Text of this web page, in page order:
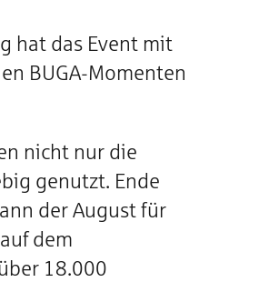
hat das Event mit
BUGA-Momenten
nicht nur die
genutzt. Ende
der August für
dem
18.000